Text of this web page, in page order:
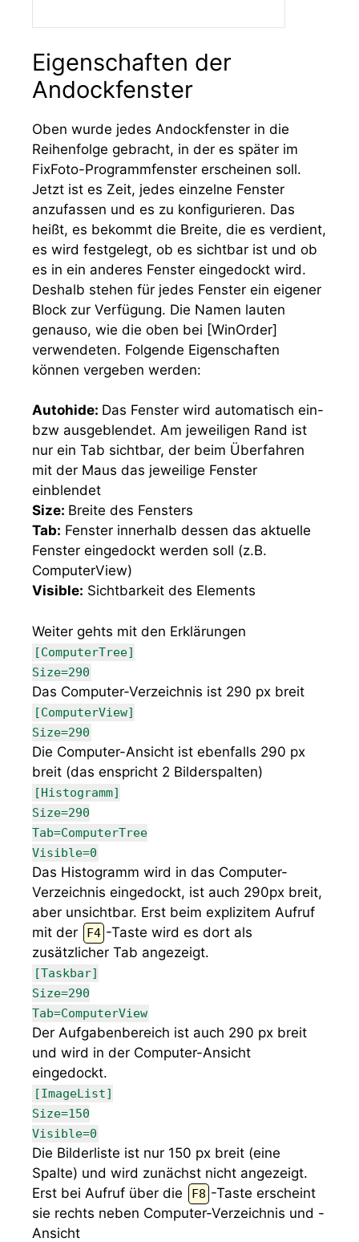
Eigenschaften der
Andockfenster
Oben wurde jedes Andockfenster in die
Reihenfolge gebracht, in der es später im
FixFoto-Programmfenster erscheinen soll.
Jetzt ist es Zeit, jedes einzelne Fenster
anzufassen und es zu konfigurieren. Das
heißt, es bekommt die Breite, die es verdient,
es wird festgelegt, ob es sichtbar ist und ob
es in ein anderes Fenster eingedockt wird.
Deshalb stehen für jedes Fenster ein eigener
Block zur Verfügung. Die Namen lauten
genauso, wie die oben bei [WinOrder]
verwendeten. Folgende Eigenschaften
können vergeben werden:
Autohide: Das Fenster wird automatisch ein-
bzw ausgeblendet. Am jeweiligen Rand ist
nur ein Tab sichtbar, der beim Überfahren
mit der Maus das jeweilige Fenster
einblendet
Size: Breite des Fensters
Tab: Fenster innerhalb dessen das aktuelle
Fenster eingedockt werden soll (z.B.
ComputerView)
Visible: Sichtbarkeit des Elements
Weiter gehts mit den Erklärungen
[ComputerTree]
Size=290
Das Computer-Verzeichnis ist 290 px breit
[ComputerView]
Size=290
Die Computer-Ansicht ist ebenfalls 290 px
breit (das enspricht 2 Bilderspalten)
[Histogramm]
Size=290
Tab=ComputerTree
Visible=0
Das Histogramm wird in das Computer-
Verzeichnis eingedockt, ist auch 290px breit,
aber unsichtbar. Erst beim explizitem Aufruf
mit der
F4 -Taste wird es dort als
zusätzlicher Tab angezeigt.
[Taskbar]
Size=290
Tab=ComputerView
Der Aufgabenbereich ist auch 290 px breit
und wird in der Computer-Ansicht
eingedockt.
[ImageList]
Size=150
Visible=0
Die Bilderliste ist nur 150 px breit (eine
Spalte) und wird zunächst nicht angezeigt.
Erst bei Aufruf über die
F8 -Taste erscheint
sie rechts neben Computer-Verzeichnis und -
Ansicht